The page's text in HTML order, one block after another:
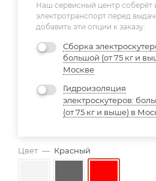
Цвет — Красный
Наш сервисный центр соберёт
электротранспорт перед
добавить эти опции к заказу:
Сборка
большой (от 75 кг и
Москве
Гидроизоляция
электроскутеров:
(от 75 кг и выше) в